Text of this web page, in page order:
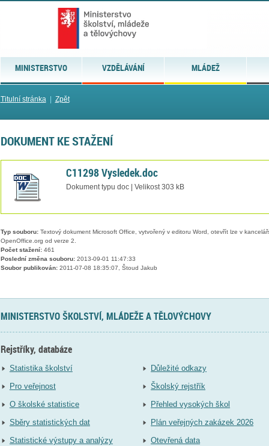
MINISTERSTVO VZDĚLÁVÁNÍ MLÁDEŽ
Titulní stránka| Zpět
DOKUMENT KE STAŽENÍ
C11298 Vysledek.doc
Dokument typu doc | Velikost 303 kB
Typ souboru:Textový dokument Microsoft Office, vytvořený v editoru Word, otevřít lze v
OpenOffice.org od verze 2.
Počet stažení:461
Poslední změna souboru:2013-09-01 11:47:33
Soubor publikován:2011-07-08 18:35:07, Štoud Jakub
MINISTERSTVO ŠKOLSTVÍ, MLÁDEŽE A TĚLOVÝCHOVY
Rejstříky, databáze
Statistika školství
Pro veřejnost
O školské statistice
Sběry statistických dat
Statistické výstupy a analýzy
Důležité odkazy
Školský rejstřík
Přehled vysokých škol
Plán veřejných zakázek 2026
Otevřená data